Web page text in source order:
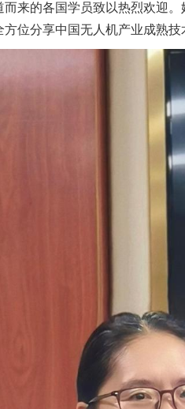
来的各国学员致以热烈欢迎
位分享中国无人机产业成熟